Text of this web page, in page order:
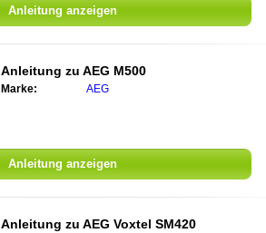
Anleitung anzeigen
Anleitung zu AEG M500
Marke: AEG
Anleitung anzeigen
Anleitung zu AEG Voxtel SM420